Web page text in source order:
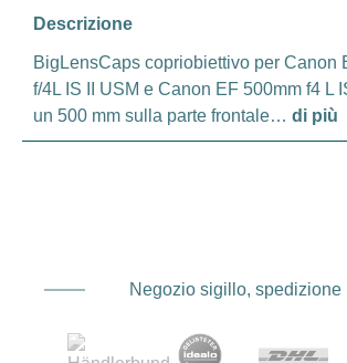
Descrizione
BigLensCaps copriobiettivo per Canon
f/4L IS II USM e Canon EF 500mm f4 L
un 500 mm sulla parte frontale… di più